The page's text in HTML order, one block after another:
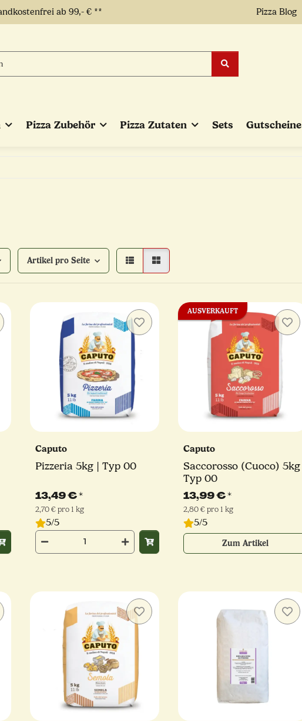
ab 99,- € ** Pizza Blog
Pizza Zubehör Pizza Zutaten Sets Gutscheine
Artikel pro Seite
Caputo
Pizzeria 5kg | Typ 00
13,49 €*
2,70 € pro 1 kg
5/5
AUSVERKAUFT
Caputo
Saccorosso (Cuoco) 5kg |
Typ 00
13,99 €*
2,80 € pro 1 kg
5/5
Zum Artikel